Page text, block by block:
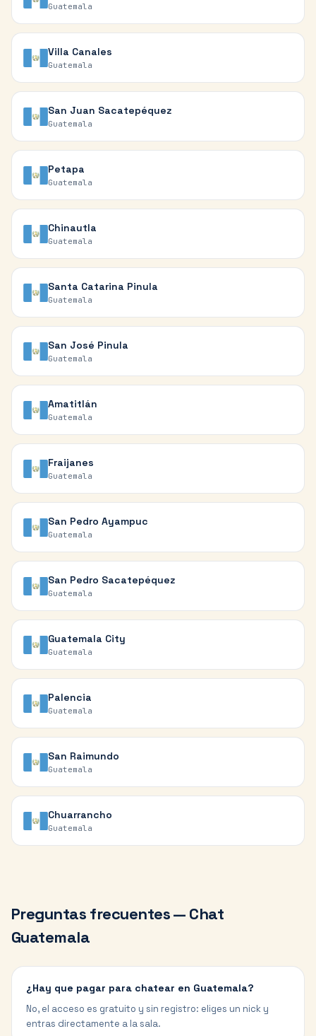
Guatemala
Villa Canales
Guatemala
San Juan Sacatepéquez
Guatemala
Petapa
Guatemala
Chinautla
Guatemala
Santa Catarina Pinula
Guatemala
San José Pinula
Guatemala
Amatitlán
Guatemala
Fraijanes
Guatemala
San Pedro Ayampuc
Guatemala
San Pedro Sacatepéquez
Guatemala
Guatemala City
Guatemala
Palencia
Guatemala
San Raimundo
Guatemala
Chuarrancho
Guatemala
Preguntas frecuentes — Chat
Guatemala
¿Hay que pagar para chatear en Guatemala?
No, el acceso es gratuito y sin registro: eliges un nick y
entras directamente a la sala.